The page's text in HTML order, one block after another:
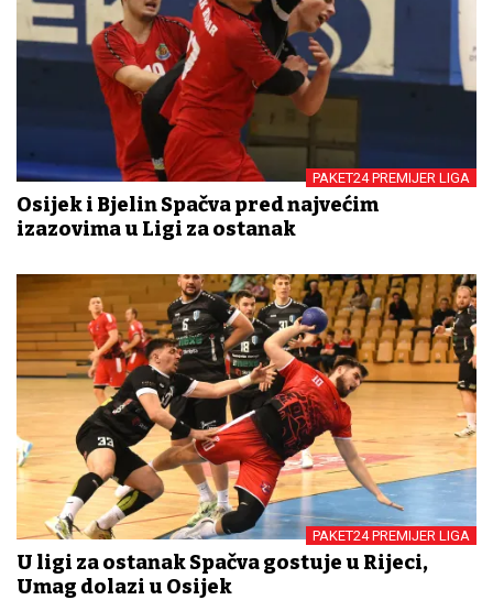
PAKET24 PREMIJER LIGA
Osijek i Bjelin Spačva pred najvećim
izazovima u Ligi za ostanak
PAKET24 PREMIJER LIGA
U ligi za ostanak Spačva gostuje u Rijeci,
Umag dolazi u Osijek